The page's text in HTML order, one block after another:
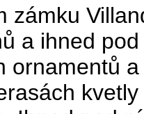
zámku
a ihned
ornamentů